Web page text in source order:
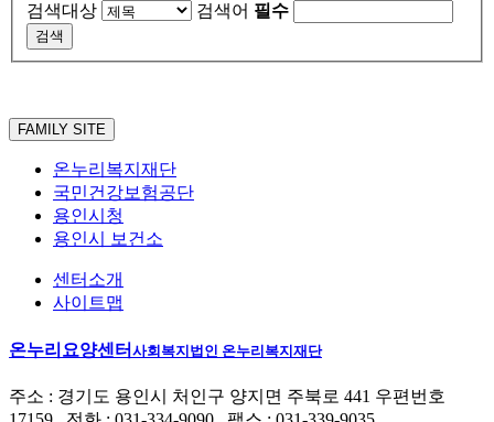
검색대상
검색어 필수
FAMILY SITE
온누리복지재단
국민건강보험공단
용인시청
용인시 보건소
센터소개
사이트맵
온누리요양센터 사회복지법인 온누리복지재단
주소 : 경기도 용인시 처인구 양지면 주북로 441 우편번호